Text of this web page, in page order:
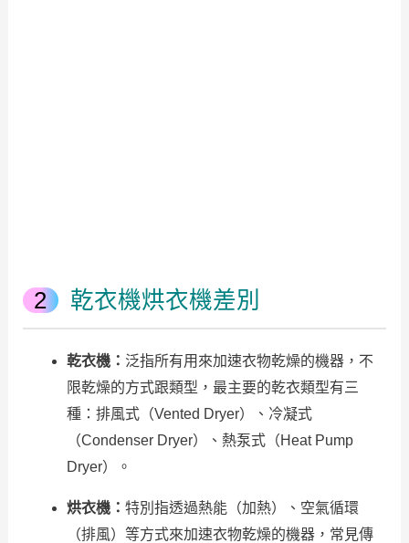
乾衣機烘衣機差別
乾衣機： 泛指所有用來加速衣物乾燥的機器，不
限乾燥的方式跟類型，最主要的乾衣類型有三
種：排風式（Vented Dryer）、冷凝式
（Condenser Dryer）、熱泵式（Heat Pump
Dryer）。
烘衣機： 特別指透過熱能（加熱）、空氣循環
（排風）等方式來加速衣物乾燥的機器，常見傳